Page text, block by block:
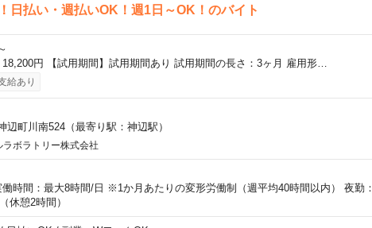
日払い・週払いOK！週1日～OK！のバイト
18,200円 【試用期間】試用期間あり 試用期間の長さ：3ヶ月 雇用形…
給あり
辺町川南524（最寄り駅：神辺駅）
ラボラトリー株式会社
働時間：最大8時間/日 ※1か月あたりの変形労働制（週平均40時間以内） 夜勤：
休憩2時間）